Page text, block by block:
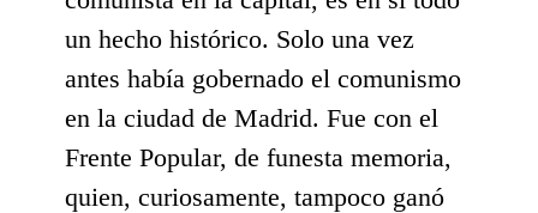
un hecho histórico. Solo una vez
antes había gobernado el comunismo
en la ciudad de Madrid. Fue con el
Frente Popular, de funesta memoria,
quien, curiosamente, tampoco ganó